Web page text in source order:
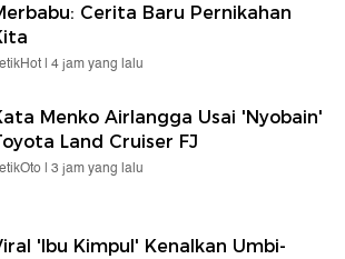
Cerita Baru Pernikahan
| 4 jam yang lalu
Menko Airlangga Usai 'Nyobain'
Land Cruiser FJ
| 3 jam yang lalu
'Ibu Kimpul' Kenalkan Umbi-